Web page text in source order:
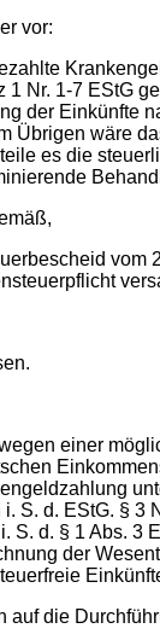
vor:
1 Nr. 1-7 EStG
der Einkünfte
Übrigen wäre
es die
vom 28.
einer
S. d. EStG. §
S. d. § 1 Abs. 3
der
auf die